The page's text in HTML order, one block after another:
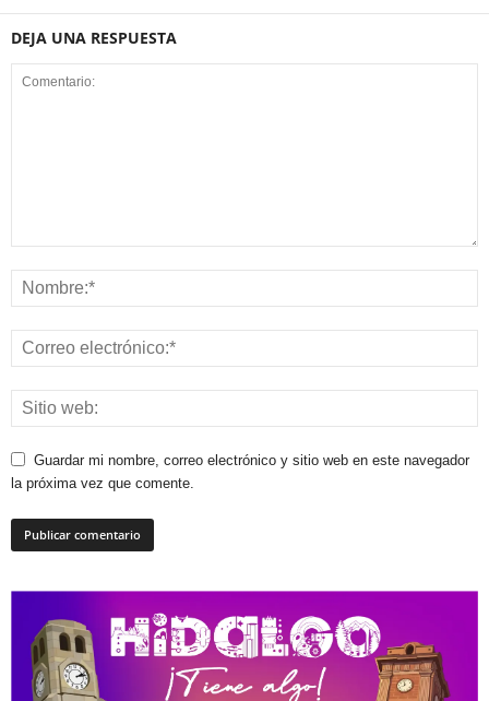
DEJA UNA RESPUESTA
Guardar mi nombre, correo electrónico y sitio web en este navegador
la próxima vez que comente.